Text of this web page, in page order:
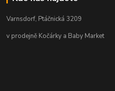
Varnsdorf, Ptáčnická 3209
v prodejně Kočárky a Baby Market